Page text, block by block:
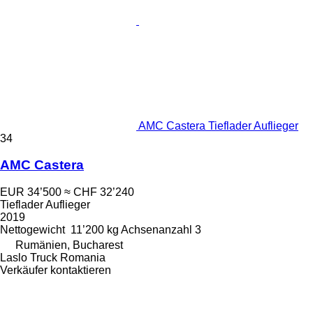
AMC Castera Tieflader Auflieger
34
AMC Castera
EUR 34’500 ≈ CHF 32’240
Tieflader Auflieger
2019
Nettogewicht 11’200 kg Achsenanzahl 3
Rumänien, Bucharest
Laslo Truck Romania
Verkäufer kontaktieren